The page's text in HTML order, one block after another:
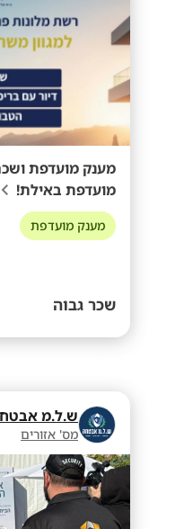
מענק מועדפת
מועדפת באילת!
מענק מועדפת
שכר גבוה
ש.ל.מ
מס' אזורים